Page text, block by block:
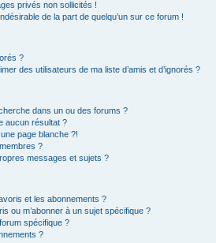
privés non sollicités !
de la part de quelqu’un sur ce forum !
?
des utilisateurs de ma liste d’amis et d’ignorés ?
dans un ou des forums ?
aucun résultat ?
page blanche ?!
?
messages et sujets ?
et les abonnements ?
ou m’abonner à un sujet spécifique ?
spécifique ?
?